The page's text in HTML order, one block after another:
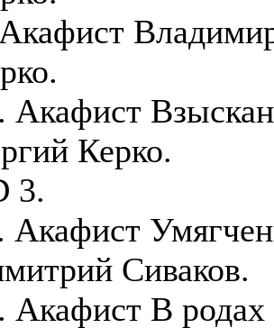
Акафист
Керко.
3.
Акафист
Сиваков.
Акафист В